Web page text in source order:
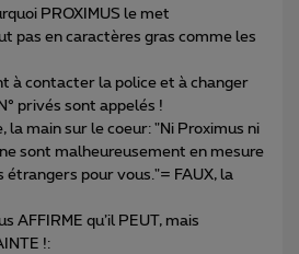
PROXIMUS le met
pas en caractères gras comme les
à contacter la police et à changer
privés sont appelés !
la main sur le coeur: "Ni Proximus ni
sont malheureusement en mesure
étrangers pour vous."= FAUX, la
AFFIRME qu’il PEUT, mais
!: